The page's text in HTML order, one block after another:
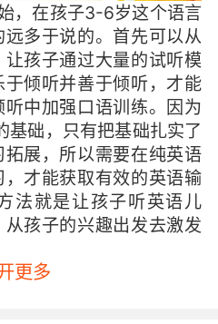
，在孩子3-6岁这个语言
多于说的。首先可以从
孩子通过大量的试听模
倾听并善于倾听，才能
中加强口语训练。因为
基础，只有把基础扎实了
展，所以需要在纯英语
才能获取有效的英语输
法就是让孩子听英语儿
孩子的兴趣出发去激发
更多